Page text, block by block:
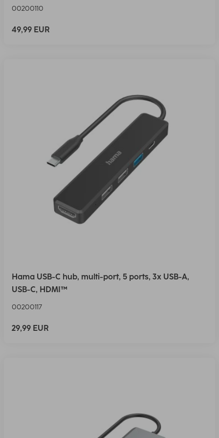
00200110
49,99 EUR
Hama USB-C hub, multi-port, 5 ports, 3x USB-A,
USB-C, HDMI™
00200117
29,99 EUR